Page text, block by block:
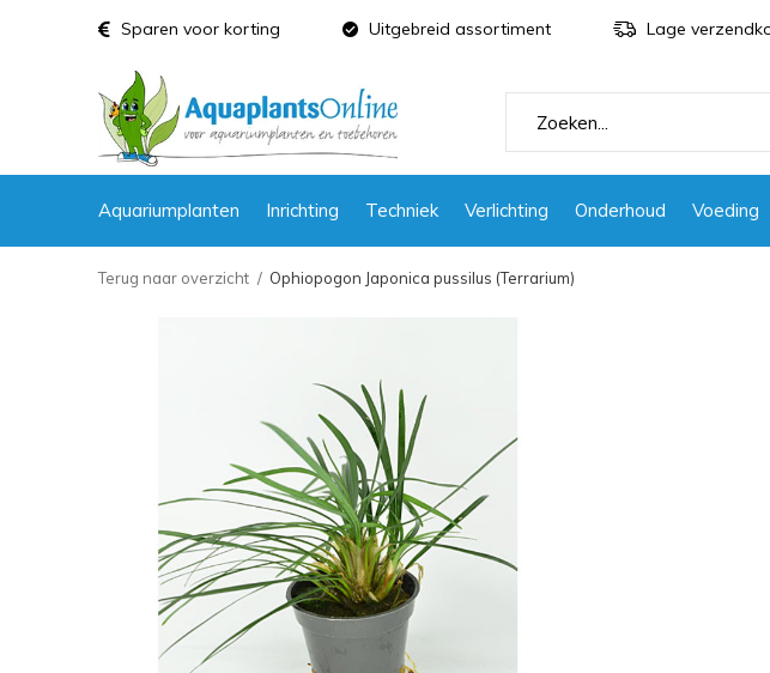
Aquariumplanten Inrichting Techniek Verlichting Onderhoud Voeding
Sparen voor korting Uitgebreid assortiment Lage
Terug naar overzicht Ophiopogon Japonica pussilus (Terrarium)